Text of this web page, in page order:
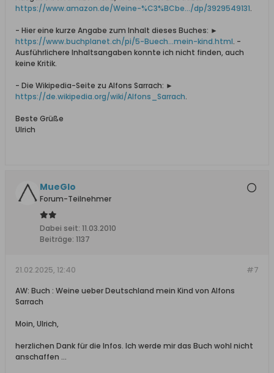
https://www.amazon.de/Weine-%C3%BCbe.../dp/3929549131.
- Hier eine kurze Angabe zum Inhalt dieses Buches: ►
https://www.buchplanet.ch/pi/5-Buech...mein-kind.html. -
Ausführlichere Inhaltsangaben konnte ich nicht finden, auch
keine Kritik.
- Die Wikipedia-Seite zu Alfons Sarrach: ►
https://de.wikipedia.org/wiki/Alfons_Sarrach.
Beste Grüße
Ulrich
MueGlo
Forum-Teilnehmer
Dabei seit: 11.03.2010
Beiträge: 1137
#7
21.02.2025, 12:40
AW: Buch : Weine ueber Deutschland mein Kind von Alfons
Sarrach
Moin, Ulrich,
herzlichen Dank für die Infos. Ich werde mir das Buch wohl nicht
anschaffen ...